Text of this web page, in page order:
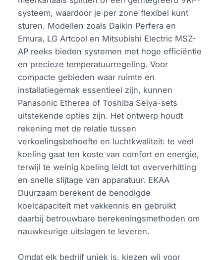
systeem, waardoor je per zone flexibel kunt
sturen. Modellen zoals Daikin Perfera en
Emura, LG Artcool en Mitsubishi Electric MSZ-
AP reeks bieden systemen met hoge efficiëntie
en precieze temperatuurregeling. Voor
compacte gebieden waar ruimte en
installatiegemak essentieel zijn, kunnen
Panasonic Etherea of Toshiba Seiya-sets
uitstekende opties zijn. Het ontwerp houdt
rekening met de relatie tussen
verkoelingsbehoefte en luchtkwaliteit: te veel
koeling gaat ten koste van comfort en energie,
terwijl te weinig koeling leidt tot oververhitting
en snelle slijtage van apparatuur. EKAA
Duurzaam berekent de benodigde
koelcapaciteit met vakkennis en gebruikt
daarbij betrouwbare berekeningsmethoden om
nauwkeurige uitslagen te leveren.
Omdat elk bedrijf uniek is, kiezen wij voor